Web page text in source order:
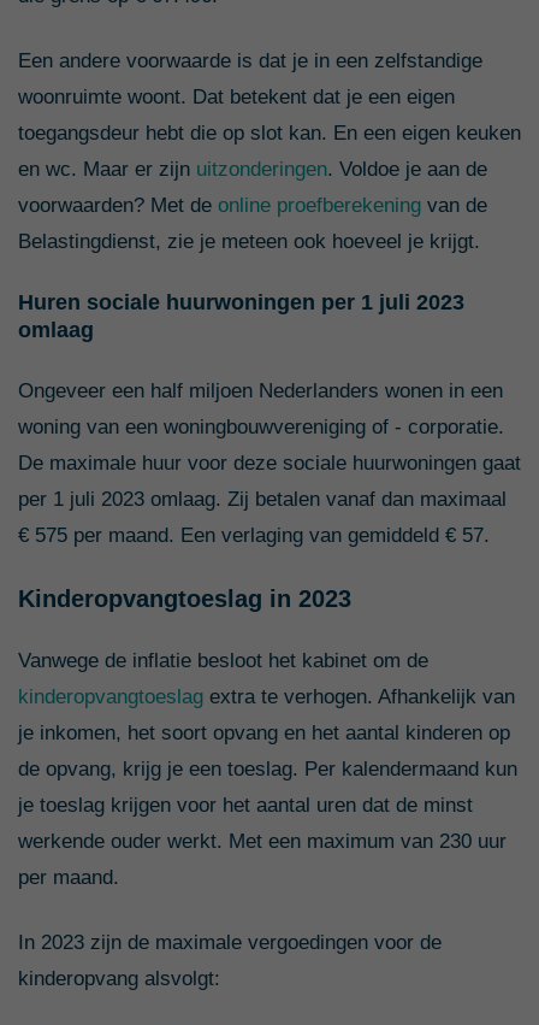
€ 37.000
€ 38.000 € 7 € 118
€ 39.000 € 0 € 106
€ 0
€ 45.000 € 0 € 38
€ 46.000 € 0 € 27
€ 0
€ 48.000 € 0
€ 48.500 € 0
Een andere voorwaarde is dat je in een zelfstandige
woonruimte woont. Dat betekent dat je een eigen
toegangsdeur hebt die op slot kan. En een eigen keuken
en wc. Maar er zijn uitzonderingen. Voldoe je aan de
voorwaarden? Met de online proefberekening van de
Belastingdienst, zie je meteen ook hoeveel je krijgt.
Huren sociale huurwoningen per 1 juli 2023
omlaag
Ongeveer een half miljoen Nederlanders wonen in een
woning van een woningbouwvereniging of - corporatie.
De maximale huur voor deze sociale huurwoningen gaat
per 1 juli 2023 omlaag. Zij betalen vanaf dan maximaal
€ 575 per maand. Een verlaging van gemiddeld € 57.
Kinderopvangtoeslag in 2023
Vanwege de inflatie besloot het kabinet om de
kinderopvangtoeslag extra te verhogen. Afhankelijk van
je inkomen, het soort opvang en het aantal kinderen op
de opvang, krijg je een toeslag. Per kalendermaand kun
je toeslag krijgen voor het aantal uren dat de minst
werkende ouder werkt. Met een maximum van 230 uur
per maand.
In 2023 zijn de maximale vergoedingen voor de
kinderopvang alsvolgt: